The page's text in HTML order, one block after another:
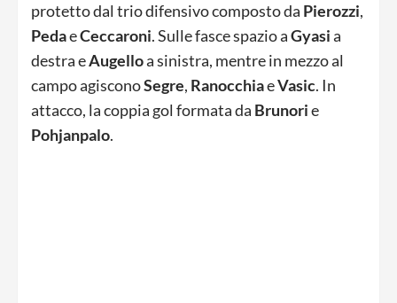
protetto dal trio difensivo composto da Pierozzi,
PedaeCeccaroni. Sulle fasce spazio aGyasia
destra eAugelloa sinistra, mentre in mezzo al
campo agisconoSegre, RanocchiaeVasic. In
attacco, la coppia gol formata da Brunorie
Pohjanpalo.